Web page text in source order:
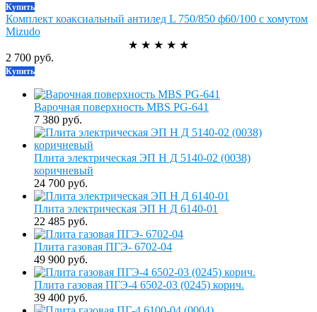
Купить
Комплект коаксиальный антилед L 750/850 ф60/100 с хомутом
Mizudo
★ ★ ★ ★ ★
2 700 руб.
Купить
Варочная поверхность MBS PG-641
7 380 руб.
Плита электрическая ЭП Н Д 5140-02 (0038)
коричневый
24 700 руб.
Плита электрическая ЭП Н Д 6140-01
22 485 руб.
Плита газовая ПГЭ- 6702-04
49 900 руб.
Плита газовая ПГЭ-4 6502-03 (0245) корич.
39 400 руб.